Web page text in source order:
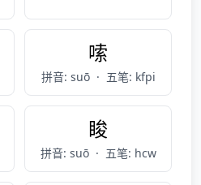
嗦
拼音: suō · 五笔: kfpi
睃
拼音: suō · 五笔: hcw